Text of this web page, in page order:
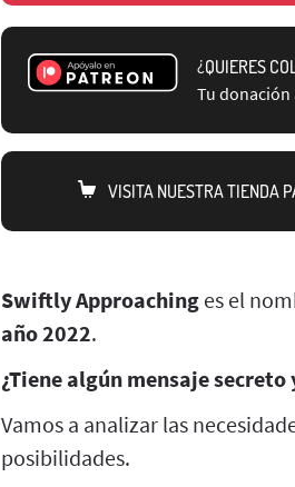
¿QUIERES
Tu donación
VISITA NUESTRA TIENDA
Swiftly Approaching es el
año 2022.
¿Tiene algún mensaje
Vamos a analizar las
posibilidades.